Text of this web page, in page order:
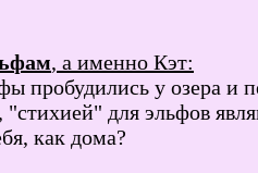
, а именно Кэт:
пробудились у озера и
"стихией" для эльфов
как дома?